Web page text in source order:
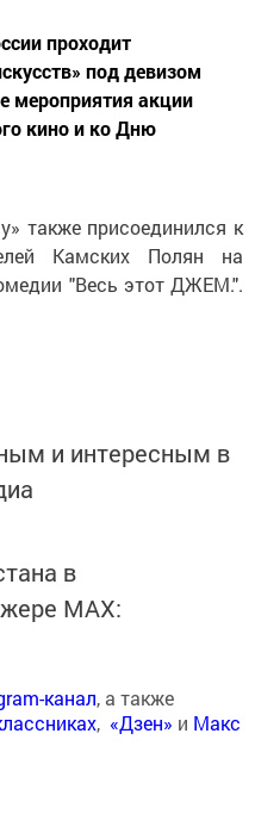
проходит
под девизом
мероприятия акции
кино и ко Дню
также присоединился к
Камских Полян на
"Весь этот ДЖЕМ.".
и интересным в
в
MАХ:
канал, а также
, «Дзен» и Макс